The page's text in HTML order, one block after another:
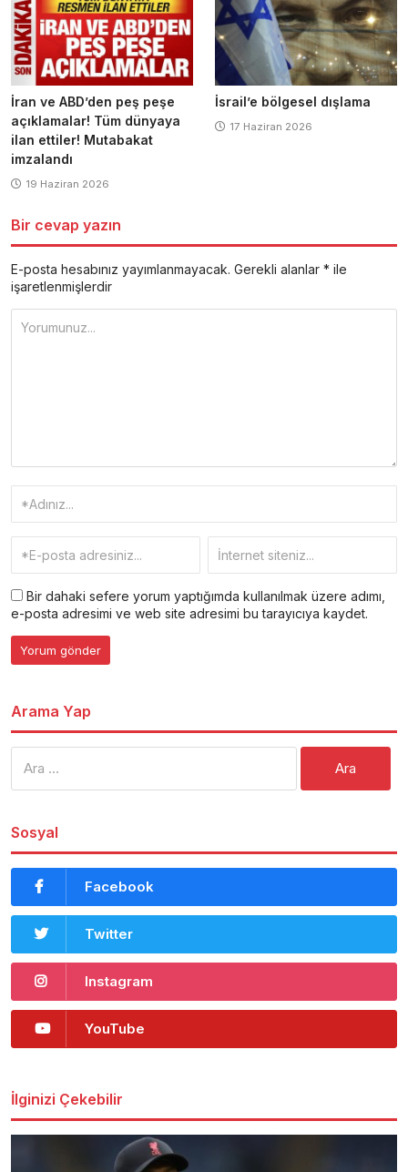
İran ve ABD’den peş peşe
açıklamalar! Tüm dünyaya
ilan ettiler! Mutabakat
imzalandı
19 Haziran 2026
İsrail’e bölgesel dışlama
17 Haziran 2026
Bir cevap yazın
E-posta hesabınız yayımlanmayacak. Gerekli alanlar * ile
işaretlenmişlerdir
Bir dahaki sefere yorum yaptığımda kullanılmak üzere adımı,
e-posta adresimi ve web site adresimi bu tarayıcıya kaydet.
Arama Yap
Sosyal
Facebook
Twitter
Instagram
YouTube
İlginizi Çekebilir